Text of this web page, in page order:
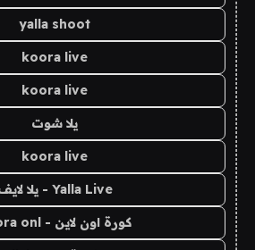
yalla shoot
koora live
koora live
يلا شوت
koora live
Yalla Live - يلا لايف
كورة اون لاين - koora onl